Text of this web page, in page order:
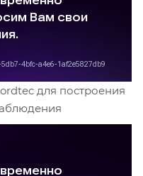
для построения